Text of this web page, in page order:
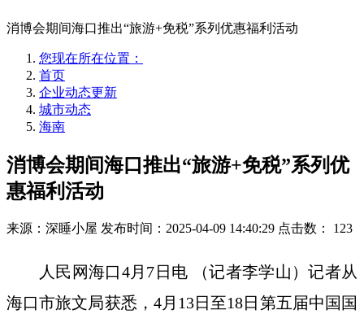
消博会期间海口推出“旅游+免税”系列优惠福利活动
您现在所在位置：
首页
企业动态更新
城市动态
海南
消博会期间海口推出“旅游+免税”系列优
惠福利活动
来源：深睡小屋 发布时间：2025-04-09 14:40:29 点击数： 123
人民网海口4月7日电 （记者李学山）记者从
海口市旅文局获悉，4月13日至18日第五届中国国